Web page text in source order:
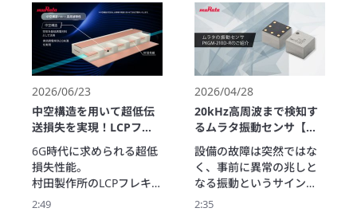
確認を効率化したい方
・入退室管理や在場管理
の仕組みを検討している
・製
「植物はストレスを感じ
ていないか？」
これからの農業の可能性
の物語をぜひご覧くださ
い。
ーター読取ユニットは、
既設のアナログメーター
に後付けでき、針の角度
を読み取り無線で見える
化します。
1台で2台のメーターを計
測できるほか、工事不要
の簡単設置、環境の影響
を受けにくい磁気方式、
Sub-GHz帯による長距離
通信など、
設備点検の効率化に役立
つという特長がありま
さらに、Wi-Fi HaLow™の
変調方式、省電力モー
ド、TCP/IP対応など、技
術的なポイントも紹介し
ます。
2026/06/23
中空構造を用いて超低伝
送損失を実現！LCPフレ
キシブル基
板"ULTICIRC"
6G時代に求められる超低
損失性能。
村田製作所のLCPフレキシ
ブル基板ULTICIRCは、独
2:49
2026/04/28
20kHz高周波まで検知す
るムラタ振動センサ【設
備異常を早期発見】
設備の故障は突然ではな
く、事前に異常の兆しと
なる振動というサインを
発しています。
2:35